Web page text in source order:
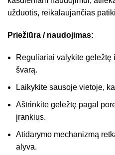
užduotis, reikalaujančias
Priežiūra / naudojimas:
Reguliariai valykite geležtę
švarą.
Laikykite sausoje vietoje,
Aštrinkite geležtę pagal
įrankius.
Atidarymo mechanizmą
alyva.